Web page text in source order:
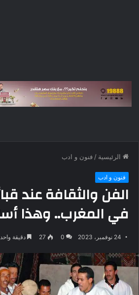
الرئيسية / فنون و ادب
فنون و ادب
الفن والثقافة عند
في المغرب.. وهذا
24 نوفمبر، 2023 0
27 دقيقة